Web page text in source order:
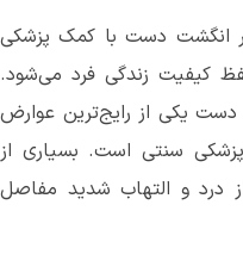
در انگشت دست با کمک پزشکی
کیفیت زندگی فرد می‌‌شود.
دست یکی از رایج‌ترین عوارض
سنتی است. بسیاری از
درد و التهاب شدید مفاصل